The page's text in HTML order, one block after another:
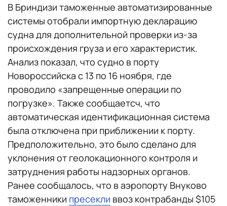
В Бриндизи таможенные автоматизированные
системы отобрали импортную декларацию
судна для дополнительной проверки из-за
происхождения груза и его характеристик.
Анализ показал, что судно в порту
Новороссийска с 13 по 16 ноября, где
проводило «запрещенные операции по
погрузке». Также сообщаетсч, что
автоматическая идентификационная система
была отключена при приближении к порту.
Предположительно, это было сделано для
уклонения от геолокационного контроля и
затруднения работы надзорных органов.
Ранее сообщалось, что в аэропорту Внуково
таможенники пресекли ввоз контрабанды $105